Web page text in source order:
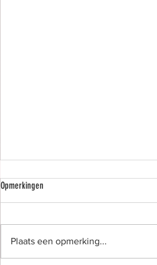
Opmerkingen
Plaats een opmerking...